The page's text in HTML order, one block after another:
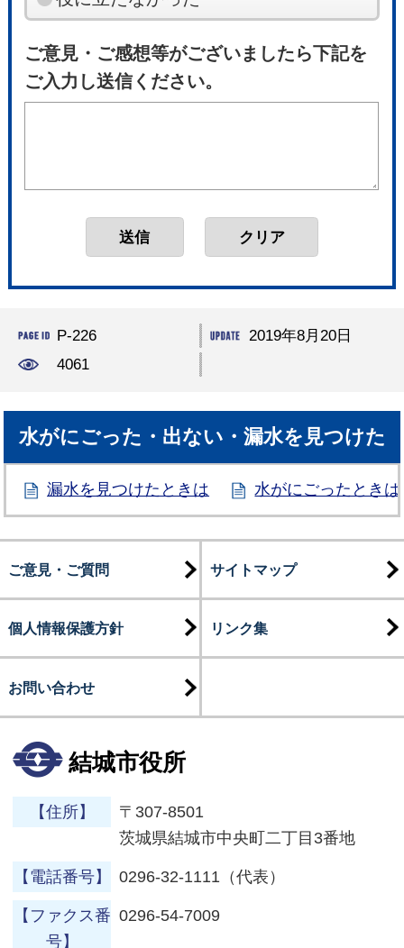
ご意見・ご感想等がございましたら下記を
ご入力し送信ください。
P-226
2019年8月20日
4061
水がにごった・出ない・漏水を見つけた
漏水を見つけたときは 水がにごったときは
ご意見・ご質問 サイトマップ
個人情報保護方針 リンク集
お問い合わせ
結城市役所
【住所】
〒307-8501
茨城県結城市中央町二丁目3番地
【電話番号】 0296-32-1111（代表）
【ファクス番
号】
0296-54-7009